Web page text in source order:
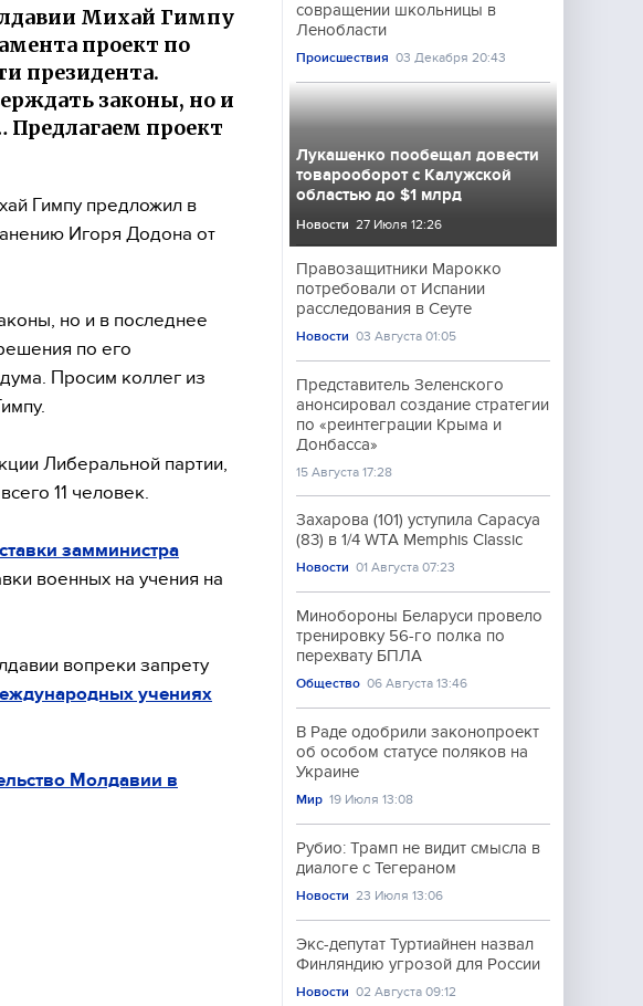
Михай Гимпу
проект по
президента.
законы, но и
Предлагаем проект
Гимпу предложил в
Игоря Додона от
но и в последнее
по его
Просим коллег из
Либеральной партии,
11 человек.
замминистра
военных на учения на
вопреки запрету
учениях
Молдавии в
совращении школьницы в
Ленобласти
Происшествия 03 Декабря 20:43
Лукашенко пообещал довести
товарооборот с Калужской
областью до $1 млрд
Новости 27 Июля 12:26
Правозащитники Марокко
потребовали от Испании
расследования в Сеуте
Новости 03 Августа 01:05
Представитель Зеленского
анонсировал создание стратегии
по «реинтеграции Крыма и
Донбасса»
15 Августа 17:28
Захарова (101) уступила Сарасуа
(83) в 1/4 WTA Memphis Classic
Новости 01 Августа 07:23
Минобороны Беларуси провело
тренировку 56-го полка по
перехвату БПЛА
Общество 06 Августа 13:46
В Раде одобрили законопроект
об особом статусе поляков на
Украине
Мир 19 Июля 13:08
Рубио: Трамп не видит смысла в
диалоге с Тегераном
Новости 23 Июля 13:06
Экс-депутат Туртиайнен назвал
Финляндию угрозой для России
Новости 02 Августа 09:12